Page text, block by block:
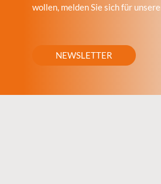
wollen, melden Sie sich für
NEWSLETTER